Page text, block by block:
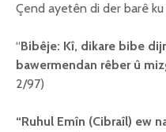
Çend ayetên di der barê
“Bibêje: Kî, dikare bibe
bawermendan rêber û
2/97)
“Ruhul Emîn (Cibraîl) ew